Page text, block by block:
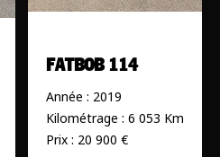
FATBOB 114
Année : 2019
Kilométrage : 6 053 Km
Prix : 20 900 €